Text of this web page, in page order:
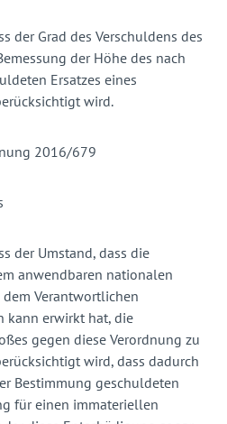
der Grad des Verschuldens des
der Höhe des nach
Ersatzes eines
wird.
2016/679
der Umstand, dass die
anwendbaren nationalen
Verantwortlichen
kann erwirkt hat, die
gegen diese Verordnung zu
wird, dass dadurch
Bestimmung geschuldeten
für einen immateriellen